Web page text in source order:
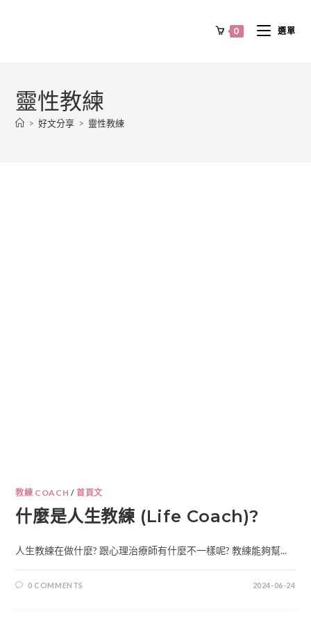
0 選單
靈性教練
> 好文分享 > 靈性教練
教練 COACH /首頁文
什麼是人生教練 (Life Coach)?
人生教練在做什麼? 跟心理治療師有什麼不一樣呢? 教練能夠幫...
0 COMMENTS 2024-06-24